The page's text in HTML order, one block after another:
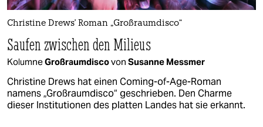
Christine Drews' Roman „Großraumdisco“
Saufen zwischen den Milieus
KolumneGroßraumdiscovon Susanne Messmer
Christine Drews hat einen Coming-of-Age-Roman
namens „Großraumdisco“ geschrieben. Den Charme
dieser Institutionen des platten Landes hat sie erkannt.